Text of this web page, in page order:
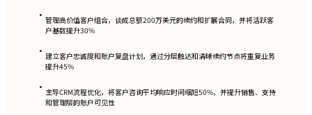
• 管理高价值客户组合，谈成总额200万美元的续约和扩展合同，并将活跃客
户基数提升30%
• 建立客户忠诚度和账户复盘计划，通过分层触达和清晰续约节点将重复业务
提升45%
• 主导CRM流程优化，将客户咨询平均响应时间缩短50%，并提升销售、支持
和管理层的账户可见性